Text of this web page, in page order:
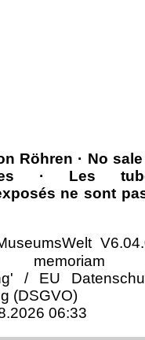
Röhren · No
· Les
ne sont
memoriam
/ EU
(DSGVO)
06:33